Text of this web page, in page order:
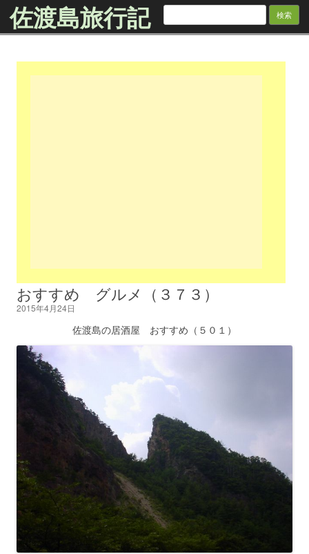
佐渡島旅行記 検
おすすめ グルメ（３７３）
2015年4月24日
佐渡島の居酒屋 おすすめ（５０１）